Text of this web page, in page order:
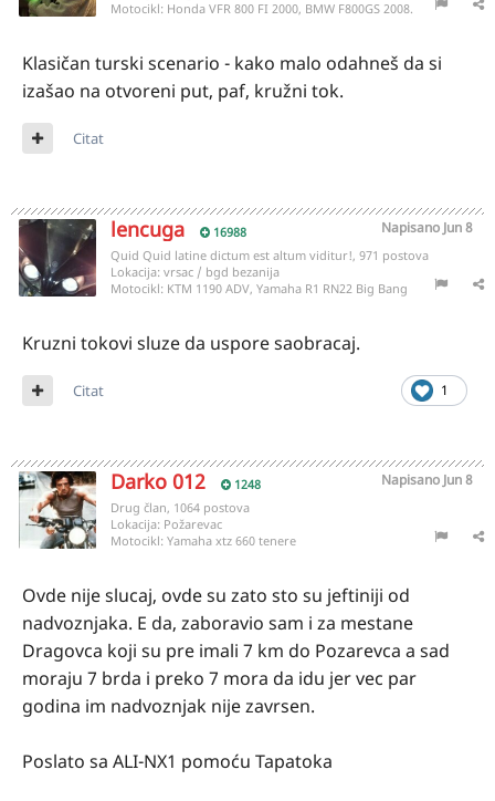
Motocikl: Honda VFR 800 FI 2000, BMW F800GS 2008.
Klasičan turski scenario - kako malo odahneš da si
izašao na otvoreni put, paf, kružni tok.
Citat
lencuga 16988 Napisano Jun 8
Quid Quid latine dictum est altum viditur!, 971 postova
Lokacija: vrsac / bgd bezanija
Motocikl: KTM 1190 ADV, Yamaha R1 RN22 Big Bang
Kruzni tokovi sluze da uspore saobracaj.
1
Citat
Darko 012 1248 Napisano Jun 8
Drug član, 1064 postova
Lokacija: Požarevac
Motocikl: Yamaha xtz 660 tenere
Ovde nije slucaj, ovde su zato sto su jeftiniji od
nadvoznjaka. E da, zaboravio sam i za mestane
Dragovca koji su pre imali 7 km do Pozarevca a sad
moraju 7 brda i preko 7 mora da idu jer vec par
godina im nadvoznjak nije zavrsen.
Poslato sa ALI-NX1 pomoću Tapatoka